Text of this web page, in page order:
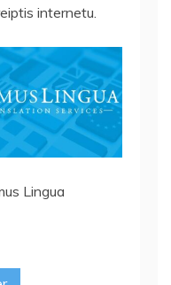
internetu.
Lingua